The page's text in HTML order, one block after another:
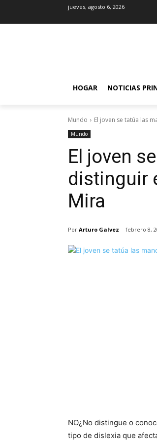
jueves, agosto 6, 2026
HOGAR NOTICIAS
Mundo El joven se tatúa las
Mundo
El joven
distinguir
Mira
Por Arturo Galvez febrero 8,
NO¿No distingue o
tipo de dislexia que